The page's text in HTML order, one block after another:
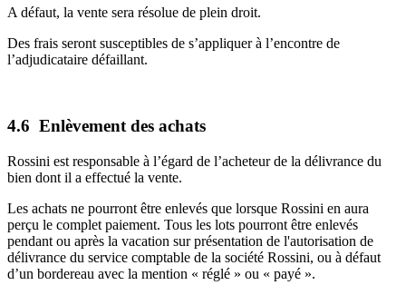
A défaut, la vente sera résolue de plein droit.
Des frais seront susceptibles de s’appliquer à l’encontre de
l’adjudicataire défaillant.
4.6 Enlèvement des achats
Rossini est responsable à l’égard de l’acheteur de la délivrance du
bien dont il a effectué la vente.
Les achats ne pourront être enlevés que lorsque Rossini en aura
perçu le complet paiement. Tous les lots pourront être enlevés
pendant ou après la vacation sur présentation de l'autorisation de
délivrance du service comptable de la société Rossini, ou à défaut
d’un bordereau avec la mention « réglé » ou « payé ».